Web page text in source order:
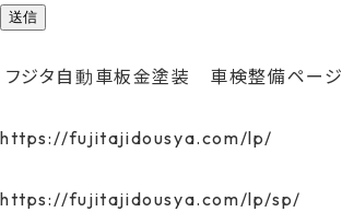
送信
フジタ自動車板金塗装 車検整備ページ
https://fujitajidousya.com/lp/
https://fujitajidousya.com/lp/sp/